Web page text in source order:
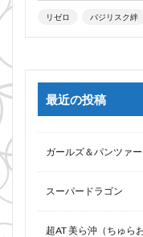
リゼロ バジリスク絆
最近の投稿
ガールズ＆パンツァ
スーパードラゴン
超AT 美ら沖（ちゅら